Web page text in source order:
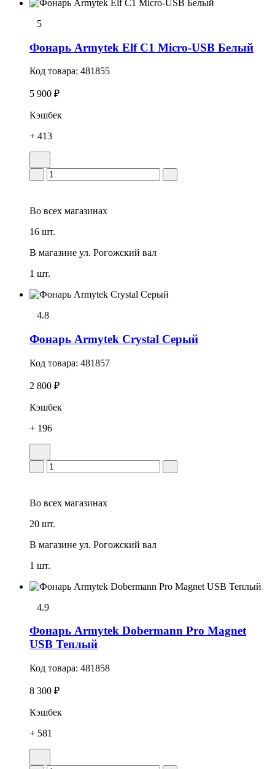
5
Фонарь Armytek Elf C1 Micro-USB Белый
Код товара: 481855
5 900 ₽
Кэшбек
+ 413
Во всех магазинах
16 шт.
В магазине ул. Рогожский вал
1 шт.
4.8
Фонарь Armytek Crystal Серый
Код товара: 481857
2 800 ₽
Кэшбек
+ 196
Во всех магазинах
20 шт.
В магазине ул. Рогожский вал
1 шт.
4.9
Фонарь Armytek Dobermann Pro Magnet
USB Теплый
Код товара: 481858
8 300 ₽
Кэшбек
+ 581